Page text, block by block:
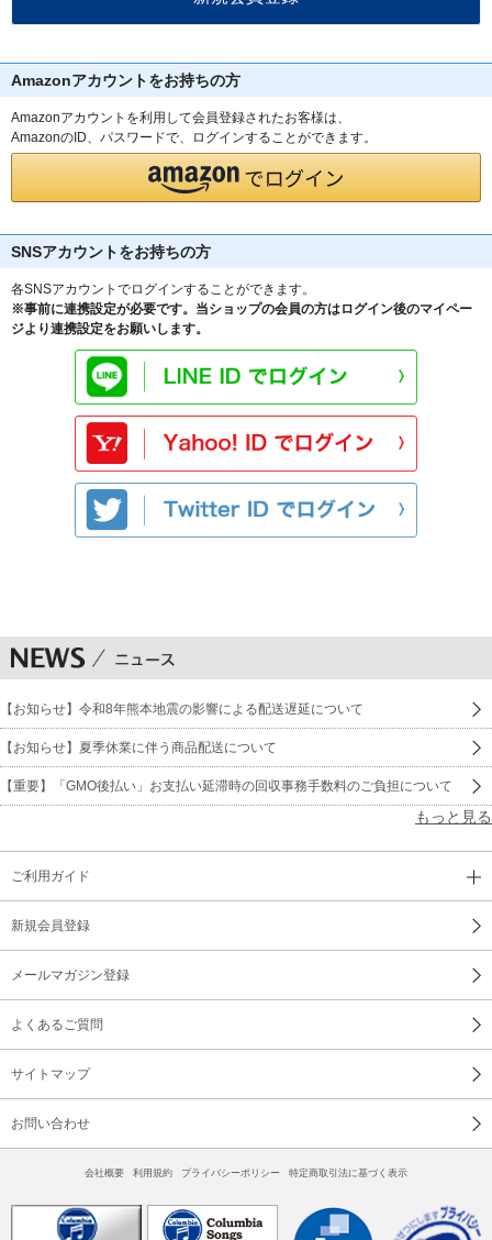
Amazonアカウントをお持ちの方
Amazonアカウントを利用して会員登録されたお客様は、
AmazonのID、パスワードで、ログインすることができます。
SNSアカウントをお持ちの方
各SNSアカウントでログインすることができます。
※事前に連携設定が必要です。当ショップの会員の方はログイン後のマイペー
ジより連携設定をお願いします。
【お知らせ】令和8年熊本地震の影響による配送遅延について
【お知らせ】夏季休業に伴う商品配送について
【重要】「GMO後払い」お支払い延滞時の回収事務手数料のご負担について
もっと見る
ご利用ガイド
新規会員登録
メールマガジン登録
よくあるご質問
サイトマップ
お問い合わせ
会社概要 利用規約 プライバシーポリシー 特定商取引法に基づく表示